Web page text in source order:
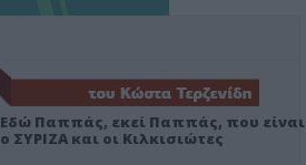
Εδώ Παππάς, εκεί Παππάς, που είναι
ο ΣΥΡΙΖΑ και οι Κιλκισιώτες